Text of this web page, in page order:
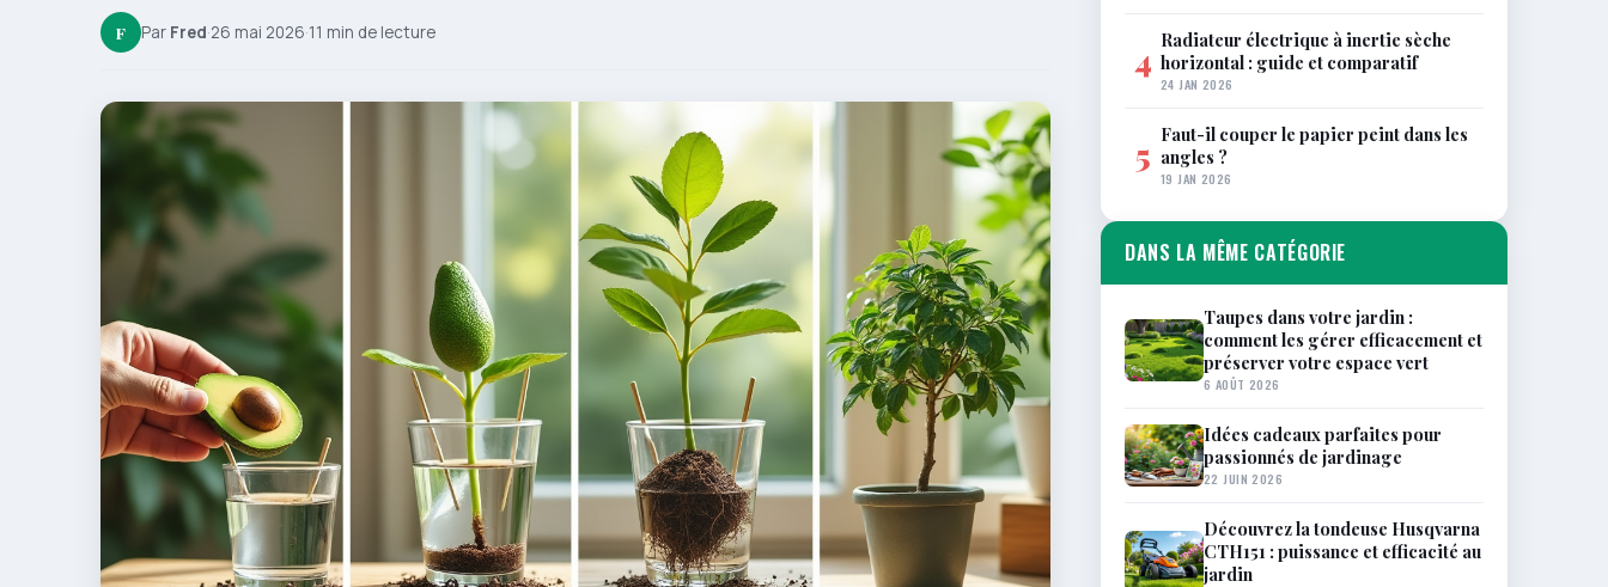
F Par Fred·26 mai 2026·11 min de lecture
4 Radiateur électrique à inertie sèche
horizontal : guide et comparatif
24 JAN 2026
5 Faut-il couper le papier peint dans les
angles ?
19 JAN 2026
DANS LA MÊME CATÉGORIE
Taupes dans votre jardin :
comment les gérer efficacement et
préserver votre espace vert
6 AOÛT 2026
Idées cadeaux parfaites pour
passionnés de jardinage
22 JUIN 2026
Découvrez la tondeuse Husqvarna
CTH151 : puissance et efficacité au
jardin